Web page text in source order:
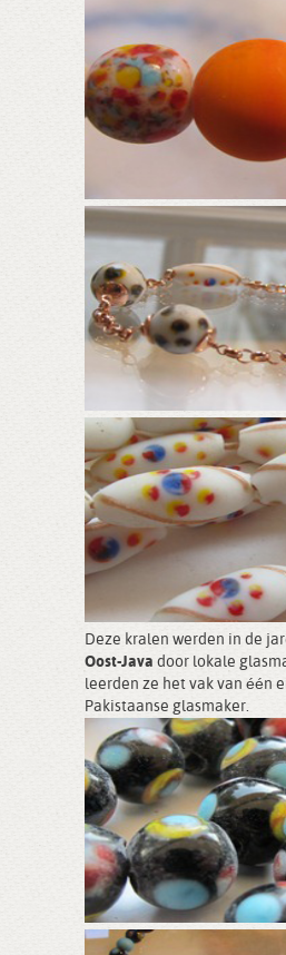
Deze kralen werden in de
Oost-Java door lokale
leerden ze het vak van één
Pakistaanse glasmaker.